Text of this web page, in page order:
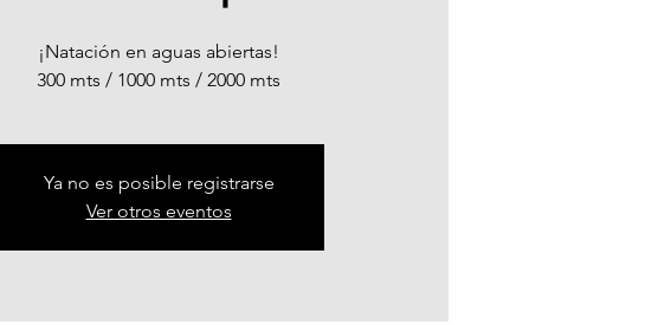
¡Natación en aguas abiertas!
300 mts / 1000 mts / 2000 mts
Ya no es posible registrarse
Ver otros eventos